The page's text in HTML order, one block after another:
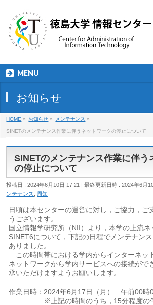
MENU
お知らせ
HOME » お知らせ » メンテナンス »
SINETのメンテナンス作業に伴うネットワークの停止について
SINETのメンテナンス作業に伴う
の停止について
投稿日 : 2024年6月10日 17:21 最終更新日時 : 2024年6月
ンテナンス
周知
日頃は本センターの運営に対し，ご協力，ご
うございます。
国立情報学研究所（NII）より，本学の上流ネ
SINET6について，下記の日程でメンテナン
ありました。
この時間帯における学内からインターネッ
ネットワークから学内サービスへの接続がで
承いただけますようお願いします。
作業日時：2024年6月17日（月） 午前00時
※上記の時間のうち，15分程度の停